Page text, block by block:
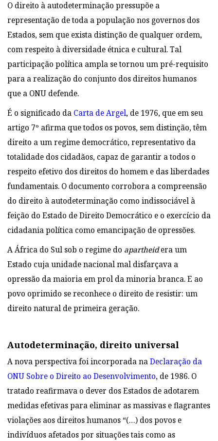
O direito à autodeterminação pressupõe a
representação de toda a população nos governos dos
Estados, sem que exista distinção de qualquer ordem,
com respeito à diversidade étnica e cultural. Tal
participação política ampla se tornou um pré-requisito
para a realização do conjunto dos direitos humanos
que a ONU defende.
É o significado da Carta de Argel, de 1976, que em seu
artigo 7º afirma que todos os povos, sem distinção, têm
direito a um regime democrático, representativo da
totalidade dos cidadãos, capaz de garantir a todos o
respeito efetivo dos direitos do homem e das liberdades
fundamentais. O documento corrobora a compreensão
do direito à autodeterminação como indissociável à
feição do Estado de Direito Democrático e o exercício da
cidadania política como emancipação de opressões.
A África do Sul sob o regime do apartheidera um
Estado cuja unidade nacional mal disfarçava a
opressão da maioria em prol da minoria branca. E ao
povo oprimido se reconhece o direito de resistir: um
direito natural de primeira geração.
Autodeterminação, direito universal
A nova perspectiva foi incorporada naDeclaração da
ONU Sobre o Direito ao Desenvolvimento, de 1986. O
tratado reafirmava o dever dos Estados de adotarem
medidas efetivas para eliminar as massivas e flagrantes
violações aos direitos humanos “(…) dos povos e
indivíduos afetados por situações tais como as